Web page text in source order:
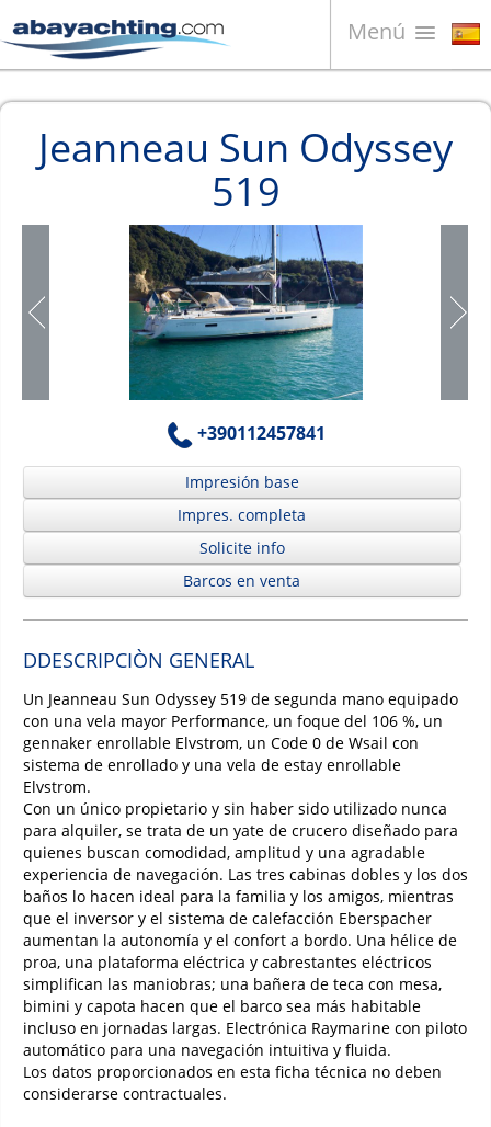
Menú
Barcos en venta
¿Quiénes somos?
Vender su barco
Video
Jeanneau Sun Odyssey
519
+390112457841
Impresión base
Impres. completa
Solicite info
Barcos en venta
DDESCRIPCIÒN GENERAL
Un Jeanneau Sun Odyssey 519 de segunda mano equipado
con una vela mayor Performance, un foque del 106 %, un
gennaker enrollable Elvstrom, un Code 0 de Wsail con
sistema de enrollado y una vela de estay enrollable
Elvstrom.
Con un único propietario y sin haber sido utilizado nunca
para alquiler, se trata de un yate de crucero diseñado para
quienes buscan comodidad, amplitud y una agradable
experiencia de navegación. Las tres cabinas dobles y los dos
baños lo hacen ideal para la familia y los amigos, mientras
que el inversor y el sistema de calefacción Eberspacher
aumentan la autonomía y el confort a bordo. Una hélice de
proa, una plataforma eléctrica y cabrestantes eléctricos
simplifican las maniobras; una bañera de teca con mesa,
bimini y capota hacen que el barco sea más habitable
incluso en jornadas largas. Electrónica Raymarine con piloto
automático para una navegación intuitiva y fluida.
Los datos proporcionados en esta ficha técnica no deben
considerarse contractuales.